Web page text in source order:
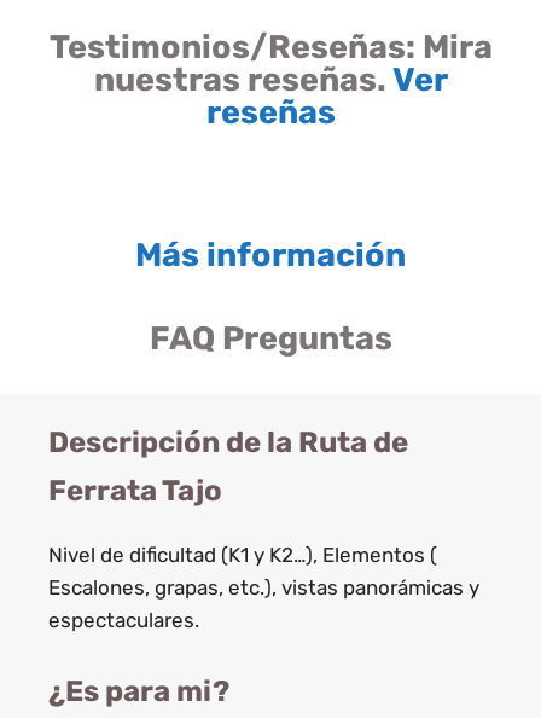
Testimonios/Reseñas: Mira
nuestras reseñas.Ver
reseñas
Más información
FAQ Preguntas
Descripción de la Ruta de
Ferrata Tajo
Nivel de dificultad (K1 y K2…), Elementos (
Escalones, grapas, etc.), vistas panorámicas y
espectaculares.
¿Es para mi?